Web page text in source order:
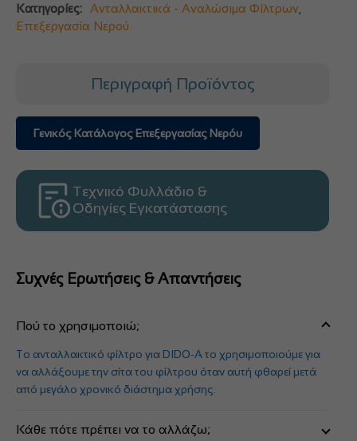
Κατηγορίες:
Ανταλλακτικά - Αναλώσιμα Φίλτρων
Επεξεργασία Νερού
Περιγραφή Προϊόντος
Γενικός Κατάλογος Επεξεργασίας Νερόυ
Τεχνικό Φυλλάδιο &
Οδηγίες Εγκατάστασης
Συχνές Ερωτήσεις & Απαντήσεις
Πού το χρησιμοποιώ;
Το ανταλλακτικό φίλτρο για DIDO-A το χρησιμοποιούμε για
να αλλάξουμε την σίτα του φίλτρου όταν αυτή φθαρεί μετά
από μεγάλο χρονικό διάστημα χρήσης.
Κάθε πότε πρέπει να το αλλάζω;